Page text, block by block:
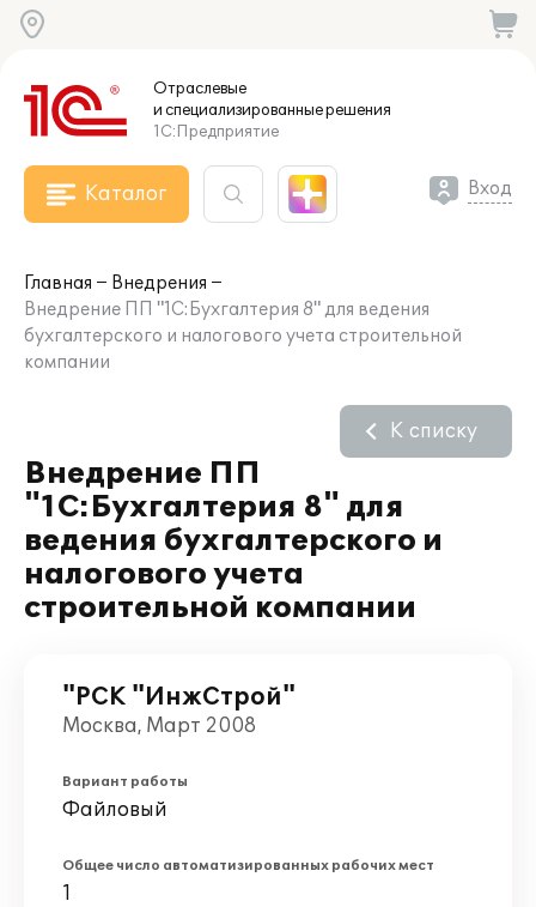
Отраслевые
и специализированныерешения
1С:Предприятие
Каталог Вход
Главная
Внедрения
Внедрение ПП "1С:Бухгалтерия 8" для ведения
бухгалтерского и налогового учета строительной
компании
Внедрение ПП
"1С:Бухгалтерия 8" для
ведения бухгалтерского и
налогового учета
строительной компании
К списку
"РСК "ИнжСтрой"
Москва, Март 2008
Вариант работы
Файловый
Общее число автоматизированных рабочих мест
1